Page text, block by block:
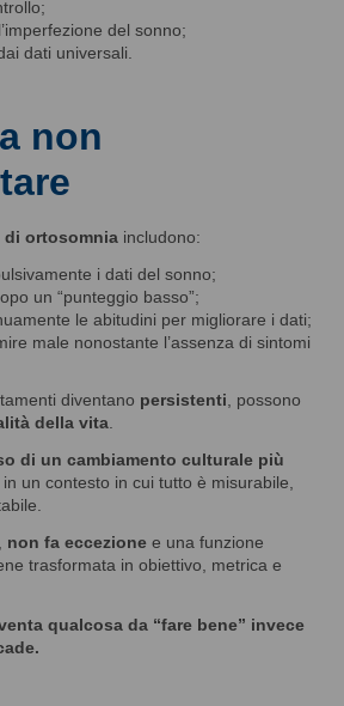
del sonno;
dati universali.
non
ortosomnia includono:
i dati del sonno;
un “punteggio basso”;
le abitudini per migliorare i dati;
male nonostante l’assenza di sintomi
diventano persistenti , possono
della vita
di un cambiamento culturale più
in un contesto in cui tutto è misurabile,
non fa eccezione e una funzione
trasformata in obiettivo, metrica e
qualcosa da “fare bene” invece